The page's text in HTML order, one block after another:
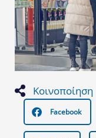
Κοινοποίηση
Facebook